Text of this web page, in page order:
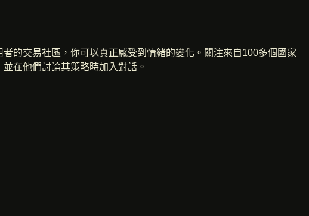
的交易社區，你可以真正感受到情緒的變化。關注來自100多個國家
在他們討論其策略時加入對話。